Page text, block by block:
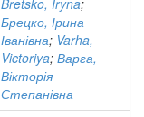
Bretsko, Iryna;
Брецко, Ірина
Іванівна; Varha,
Victoriya; Варга,
Вікторія
Степанівна